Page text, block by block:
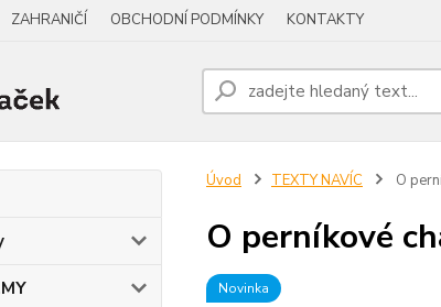
ZAHRANIČÍ OBCHODNÍ PODMÍNKY KONTAKTY
Úvod TEXTY NAVÍC O
O perníkové
Novinka